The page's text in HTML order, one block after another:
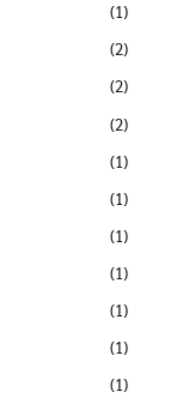
(1)
(2)
(2)
(2)
(1)
(1)
(1)
(1)
(1)
(1)
(1)